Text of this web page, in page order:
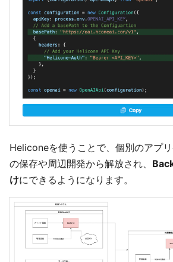
Heliconeを使うことで、個別のアプ
の保存や周辺開発から解放され、
けにできるようになります。